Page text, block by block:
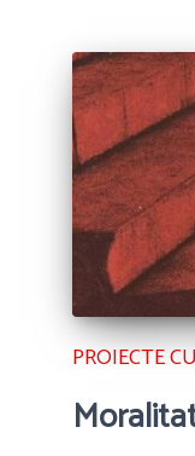
PROIECTE